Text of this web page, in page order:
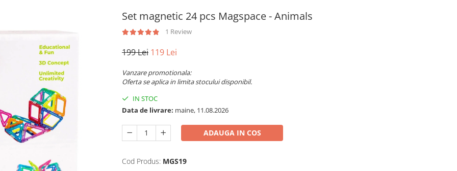
Set magnetic 24 pcs Magspace - Animals
1 Review
199 Lei 119 Lei
Vanzare promotionala:
Oferta se aplica in limita stocului disponibil.
IN STOC
Data de livrare: maine, 11.08.2026
ADAUGA IN COS
Cod Produs: MGS19